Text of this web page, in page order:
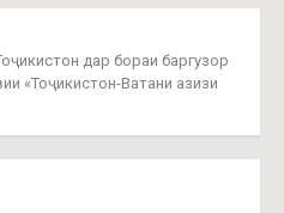
дар бораи баргузор
«Тоҷикистон-Ватани азизи